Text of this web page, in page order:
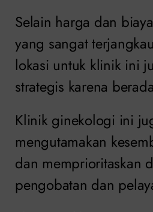
Selain harga dan
yang sangat
lokasi untuk klinik ini
strategis karena
Klinik ginekologi ini
mengutamakan
dan memprioritaskan
pengobatan dan